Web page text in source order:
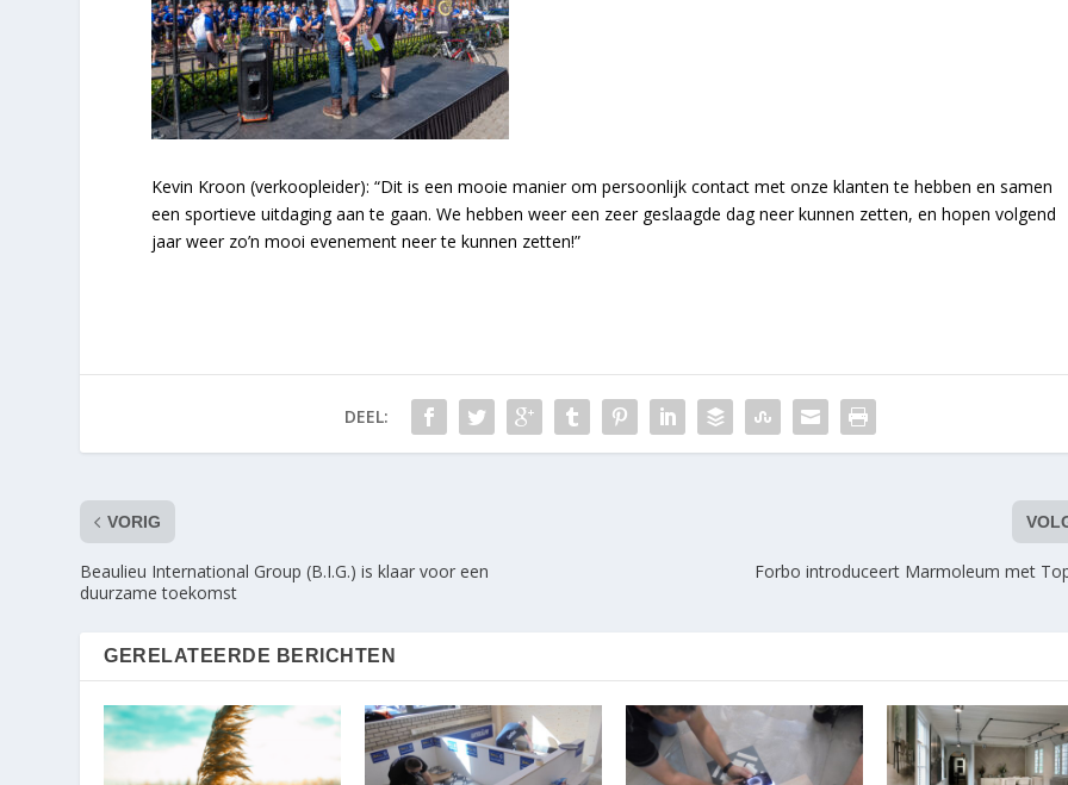
Kevin Kroon (verkoopleider): “Dit is een mooie manier om persoonlijk contact met onze klanten te hebben en samen
een sportieve uitdaging aan te gaan. We hebben weer een zeer geslaagde dag neer kunnen zetten, en hopen volgend
jaar weer zo’n mooi evenement neer te kunnen zetten!”
DEEL:
VORIG
Beaulieu International Group (B.I.G.) is klaar voor een
duurzame toekomst
Forbo introduceert Marmoleum met
GERELATEERDE BERICHTEN